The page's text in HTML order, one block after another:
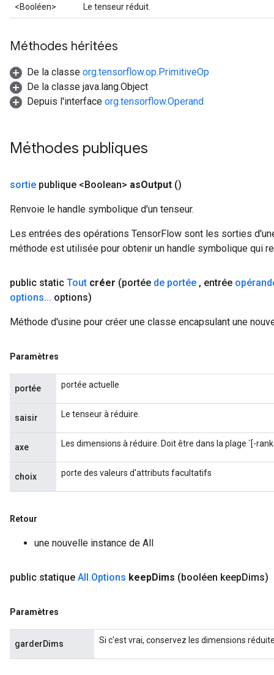
<Booléen>
Le tenseur réduit.
Méthodes héritées
De la classe org.tensorflow.op.PrimitiveOp
De la classe java.lang.Object
Depuis l'interface org.tensorflow.Operand
Méthodes publiques
sortie publique <Boolean> asOutput ()
Renvoie le handle symbolique d'un tenseur.
Les entrées des opérations TensorFlow sont les sorties
méthode est utilisée pour obtenir un handle symbolique qui
public static Tout créer (portée de portée , entrée
options... options)
Méthode d'usine pour créer une classe encapsulant une
Paramètres
portée portée actuelle
saisir Le tenseur à réduire.
axe Les dimensions à réduire. Doit être dans la plage `[-
choix porte des valeurs d'attributs facultatifs
Retour
une nouvelle instance de All
public statique All.Options keepDims (booléen keepDims)
Paramètres
garderDims Si c'est vrai, conservez les dimensions